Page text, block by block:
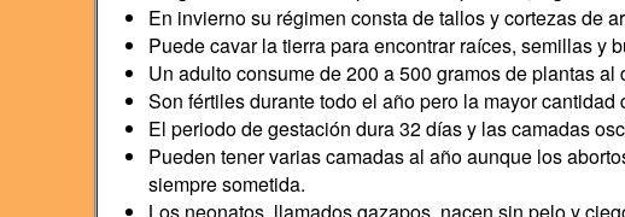
En invierno su régimen consta de tallos y cortezas de
Puede cavar la tierra para encontrar raíces, semillas y
Un adulto consume de 200 a 500 gramos de plantas al
Son fértiles durante todo el año pero la mayor
El periodo de gestación dura 32 días y las camadas
Pueden tener varias camadas al año aunque los
siempre sometida.